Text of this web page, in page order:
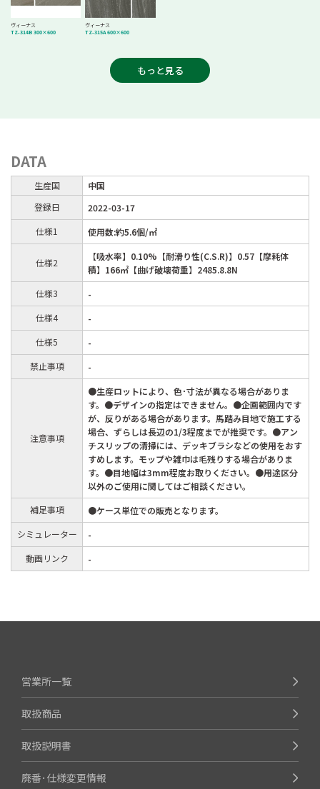
ヴィーナス
TZ-314B 300×600
ヴィーナス
TZ-315A 600×600
もっと見る
DATA
生産国
中国
登録日
2022-03-17
仕様1
使用数:約5.6個/㎡
仕様2
【吸水率】0.10%【耐滑り性(C.S.R)】0.57【摩耗体
積】166㎡【曲げ破壊荷重】2485.8.8N
仕様3
-
仕様4
-
仕様5
-
禁止事項
-
注意事項
●生産ロットにより、色･寸法が異なる場合がありま
す。●デザインの指定はできません。●企画範囲内です
が、反りがある場合があります。馬踏み目地で施工する
場合、ずらしは長辺の1/3程度までが推奨です。●アン
チスリップの清掃には、デッキブラシなどの使用をおす
すめします。モップや雑巾は毛残りする場合がありま
す。●目地幅は3mm程度お取りください。●用途区分
以外のご使用に関してはご相談ください。
補足事項
●ケース単位での販売となります。
シミュレーター
-
動画リンク
-
営業所一覧
取扱商品
取扱説明書
廃番･仕様変更情報